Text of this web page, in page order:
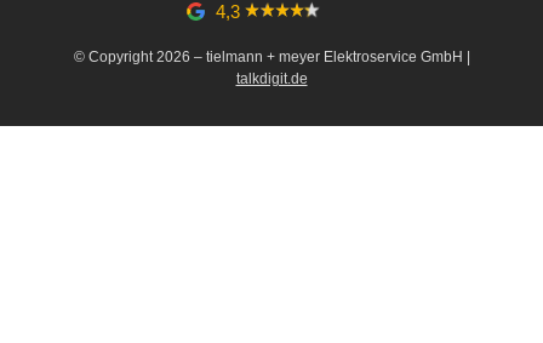
© Copyright 2026 – tielmann + meyer Elektroservice GmbH |
talkdigit.de
4,3